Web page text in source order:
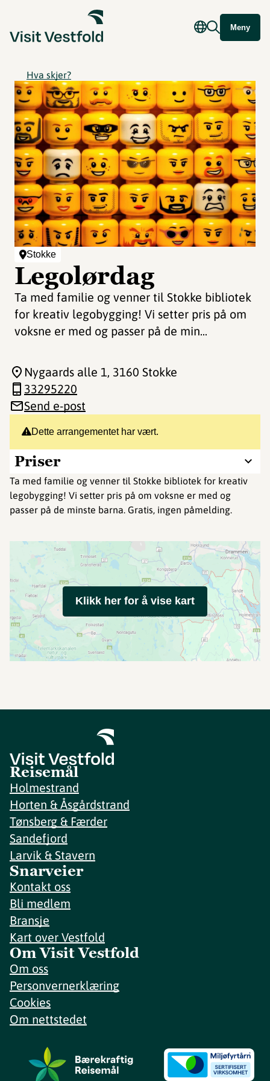
Meny
Hva skjer?
Stokke
Legolørdag
Ta med familie og venner til Stokke bibliotek
for kreativ legobygging! Vi setter pris på om
voksne er med og passer på de min...
Dette arrangementet har vært.
Priser
Ta med familie og venner til Stokke bibliotek for kreativ
legobygging! Vi setter pris på om voksne er med og
passer på de minste barna. Gratis, ingen påmelding.
Nygaards alle 1, 3160 Stokke
33295220
Send e-post
Klikk her for å vise kart
Reisemål
Holmestrand
Horten & Åsgårdstrand
Tønsberg & Færder
Sandefjord
Larvik & Stavern
Snarveier
Kontakt oss
Bli medlem
Bransje
Kart over Vestfold
Om Visit Vestfold
Om oss
Personvernerklæring
Cookies
Om nettstedet